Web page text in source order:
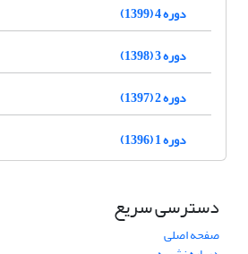
دوره 4 (1399)
دوره 3 (1398)
دوره 2 (1397)
دوره 1 (1396)
دسترسی سریع
صفحه اصلی